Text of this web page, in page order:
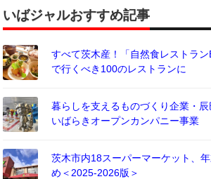
いばジャルおすすめ記事
すべて茨木産！「自然食レストラ
で行くべき100のレストランに
暮らしを支えるものづくり企業・辰
いばらきオープンカンパニー事業
茨木市内18スーパーマーケット、
め＜2025-2026版＞